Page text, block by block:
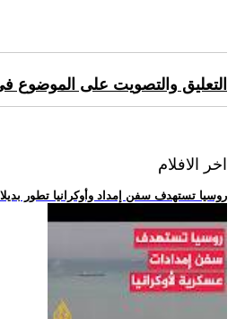
التعليق والتصويت على الموضوع
اخر الافلام
.. روسيا تستهدف سفن إمداد وأوكرانيا تطور بديلا